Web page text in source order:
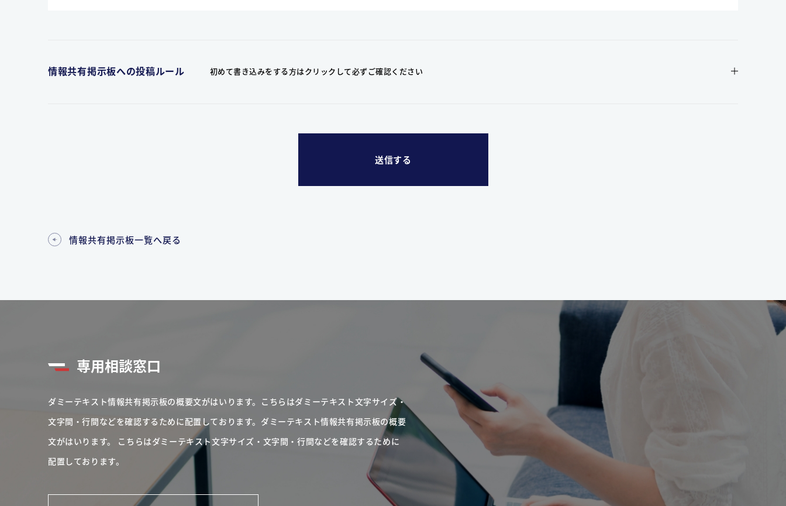
情報共有掲示板への投稿ルール 初めて書き込みをする方はクリックして必ずご確認ください
情報共有掲示板一覧へ戻る
専用相談窓口
ダミーテキスト情報共有掲示板の概要文がはいります。こちらはダミーテキスト文字サイズ・
文字間・行間などを確認するために配置しております。ダミーテキスト情報共有掲示板の概要
文がはいります。 こちらはダミーテキスト文字サイズ・文字間・行間などを確認するために
配置しております。